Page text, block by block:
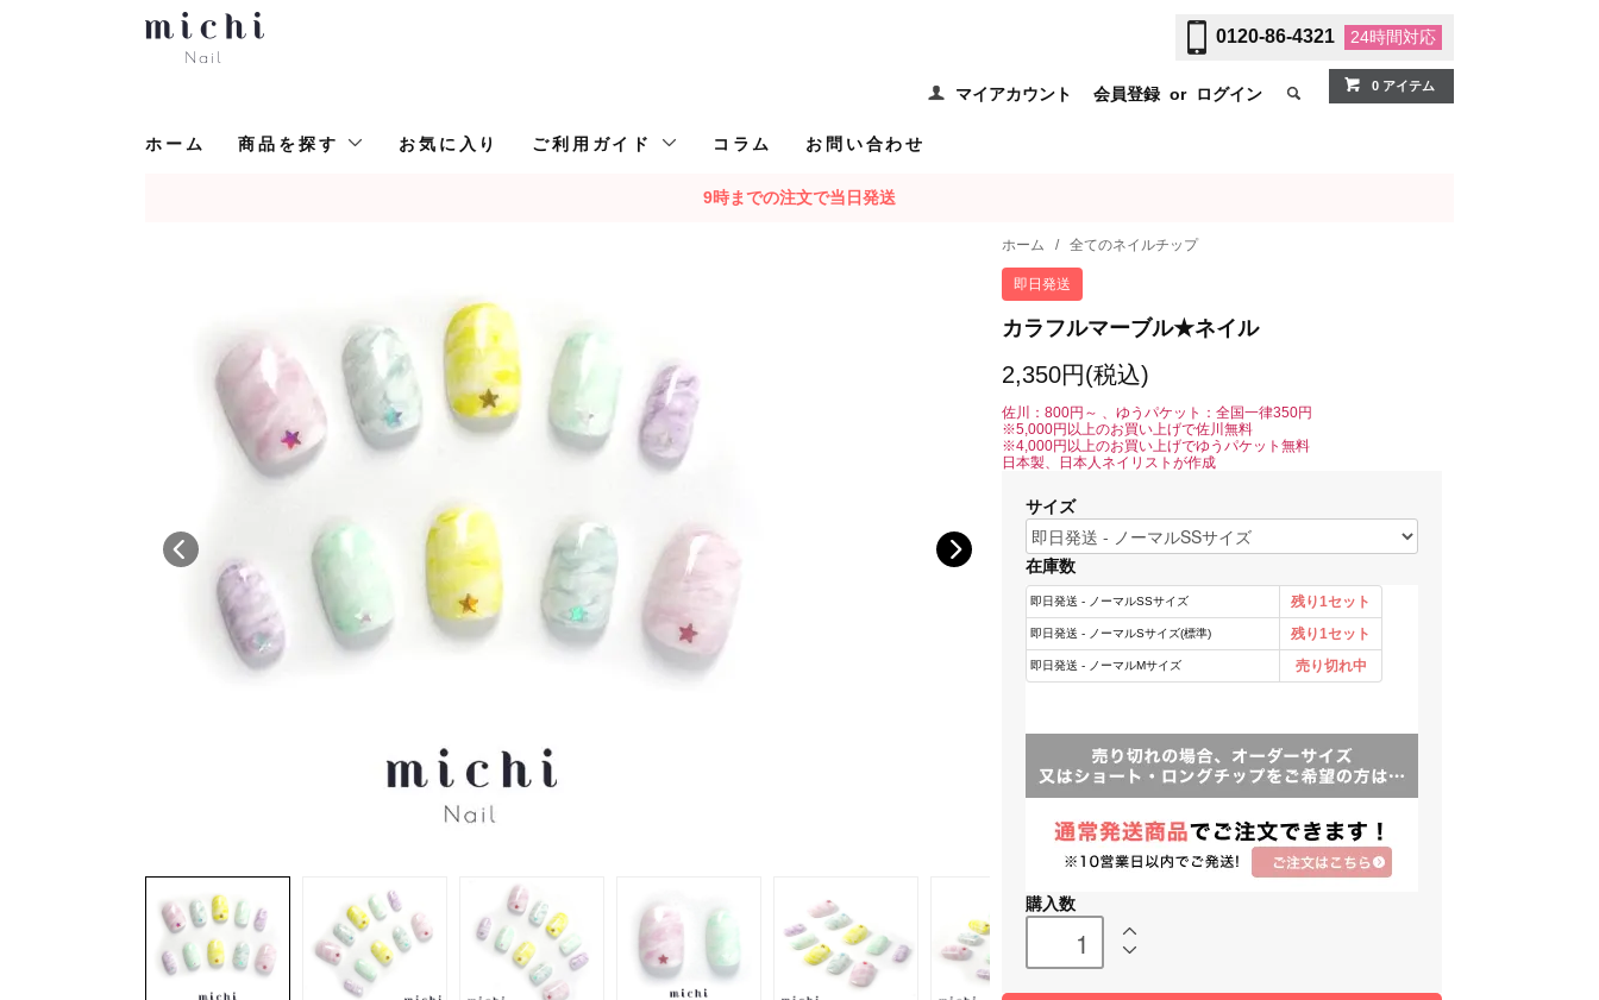
0120-86-4321 24時間対応
マイアカウント 会員登録 or ログイン 0 アイテム
ホーム 商品を探す お気に入り ご利用ガイド コラム お問い合わせ
9時までの注文で当日発送
ホーム / 全てのネイルチップ
即日発送
カラフルマーブル★ネイル
2,350円(税込)
佐川：800円～ 、ゆうパケット：全国一律350円
※5,000円以上のお買い上げで佐川無料
※4,000円以上のお買い上げでゆうパケット無料
日本製、日本人ネイリストが作成
サイズ
在庫数
購入数